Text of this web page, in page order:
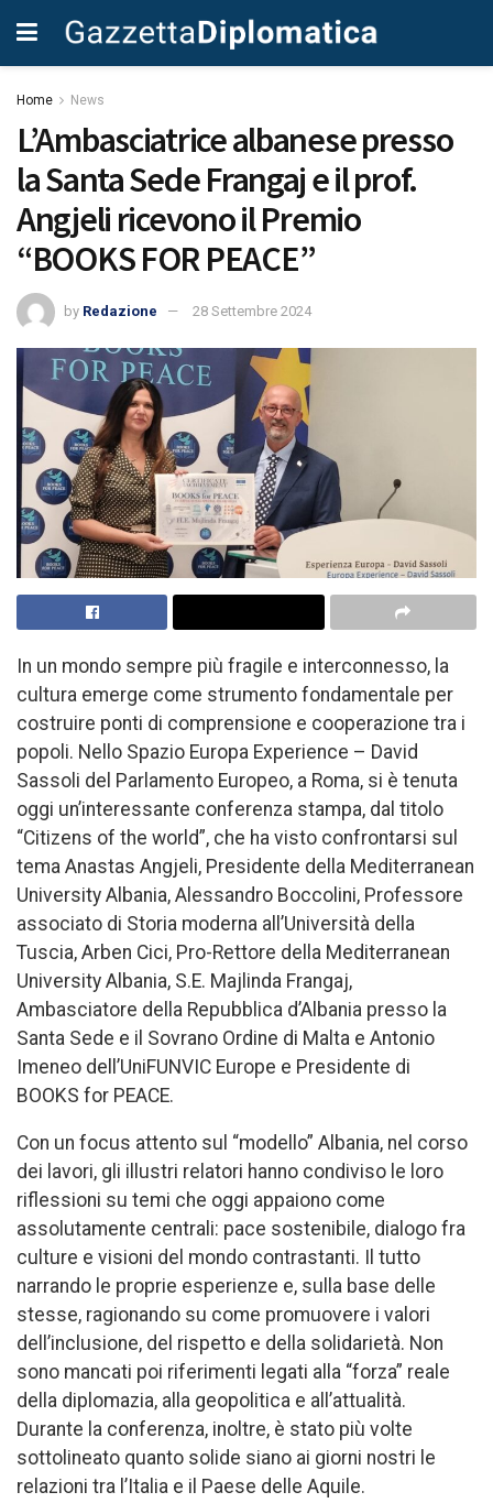
Home News
L’Ambasciatrice albanese presso
la Santa Sede Frangaj e il prof.
Angjeli ricevono il Premio
“BOOKS FOR PEACE”
by Redazione 28 Settembre 2024
In un mondo sempre più fragile e interconnesso, la
cultura emerge come strumento fondamentale per
costruire ponti di comprensione e cooperazione tra i
popoli. Nello Spazio Europa Experience – David
Sassoli del Parlamento Europeo, a Roma, si è tenuta
oggi un’interessante conferenza stampa, dal titolo
“Citizens of the world”, che ha visto confrontarsi sul
tema Anastas Angjeli, Presidente della Mediterranean
University Albania, Alessandro Boccolini, Professore
associato di Storia moderna all’Università della
Tuscia, Arben Cici, Pro-Rettore della Mediterranean
University Albania, S.E. Majlinda Frangaj,
Ambasciatore della Repubblica d’Albania presso la
Santa Sede e il Sovrano Ordine di Malta e Antonio
Imeneo dell’UniFUNVIC Europe e Presidente di
BOOKS for PEACE.
Con un focus attento sul “modello” Albania, nel corso
dei lavori, gli illustri relatori hanno condiviso le loro
riflessioni su temi che oggi appaiono come
assolutamente centrali: pace sostenibile, dialogo fra
culture e visioni del mondo contrastanti. Il tutto
narrando le proprie esperienze e, sulla base delle
stesse, ragionando su come promuovere i valori
dell’inclusione, del rispetto e della solidarietà. Non
sono mancati poi riferimenti legati alla “forza” reale
della diplomazia, alla geopolitica e all’attualità.
Durante la conferenza, inoltre, è stato più volte
sottolineato quanto solide siano ai giorni nostri le
relazioni tra l’Italia e il Paese delle Aquile.